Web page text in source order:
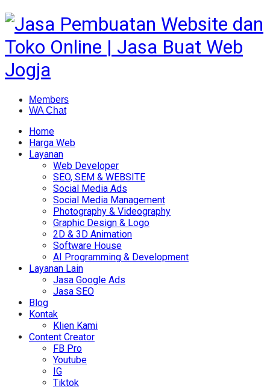
Members
WA Chat
Home
Harga Web
Layanan
Web Developer
SEO, SEM & WEBSITE
Social Media Ads
Social Media Management
Photography & Videography
Graphic Design & Logo
2D & 3D Animation
Software House
AI Programming & Development
Layanan Lain
Jasa Google Ads
Jasa SEO
Blog
Kontak
Klien Kami
Content Creator
FB Pro
Youtube
IG
Tiktok